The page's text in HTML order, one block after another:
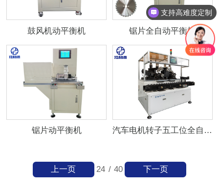
鼓风机动平衡机 锯片全自动平衡机
锯片动平衡机 汽车电机转子五工位全自动平衡机
24 / 40
上一页 下一页
支持高难度定制